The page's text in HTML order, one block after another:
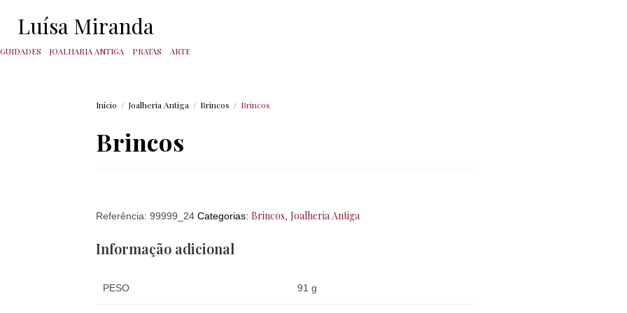
Luísa Miranda
JOALHARIA ANTIGA PRATAS ARTE
Início / Joalheria Antiga / Brincos / Brincos
Brincos
Referência: 99999_24 Categorias: Brincos Joalheria Antiga
Informação adicional
PESO 91 g